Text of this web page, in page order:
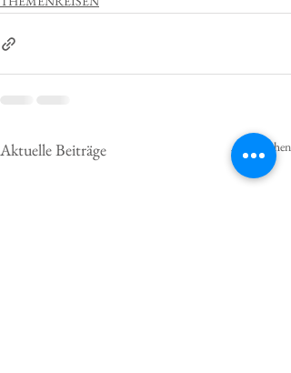
Aktuelle Beiträge Alle ansehen